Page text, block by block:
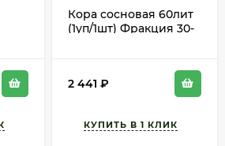
Кора сосновая 60лит
(1уп/1шт) Фракция 30-
2 441 ₽